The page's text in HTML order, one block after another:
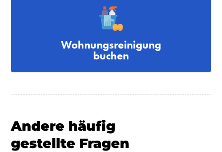
Wohnungsreinigung
buchen
Andere häufig
gestellte Fragen